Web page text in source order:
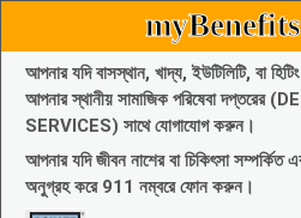
আপনার যদি বাসস্থান, খাদ্য, ইউটিলিটি, বা
আপনার স্থানীয় সামাজিক পরিষেবা
SERVICES) সাথে যোগাযোগ করুন।
আপনার যদি জীবন নাশের বা চিকিৎসা সম্পর্কিত
অনুগ্রহ করে 911 নম্বরে ফোন করুন।